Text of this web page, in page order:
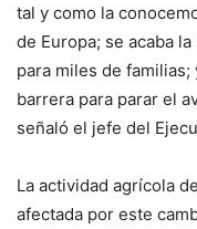
tal y como la
de Europa; se acaba
para miles de
barrera para parar el
señaló el jefe del
La actividad agrícola
afectada por este